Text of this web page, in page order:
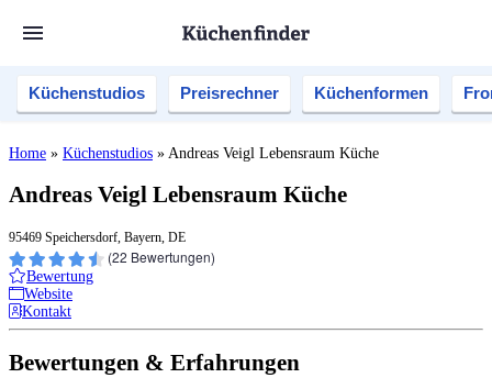
Küchenstudios Preisrechner Küchenformen
Home » Küchenstudios » Andreas Veigl Lebensraum Küche
Andreas Veigl Lebensraum Küche
95469 Speichersdorf, Bayern, DE
(22 Bewertungen)
Bewertung
Website
Kontakt
Bewertungen & Erfahrungen